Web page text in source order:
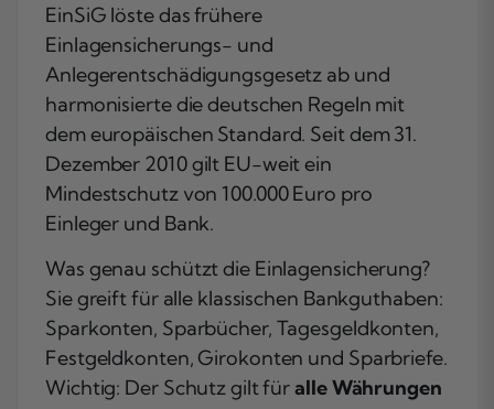
EinSiG löste das frühere
Einlagensicherungs- und
Anlegerentschädigungsgesetz ab und
harmonisierte die deutschen Regeln mit
dem europäischen Standard. Seit dem 31.
Dezember 2010 gilt EU-weit ein
Mindestschutz von 100.000 Euro pro
Einleger und Bank.
Was genau schützt die Einlagensicherung?
Sie greift für alle klassischen Bankguthaben:
Sparkonten, Sparbücher, Tagesgeldkonten,
Festgeldkonten, Girokonten und Sparbriefe.
Wichtig: Der Schutz gilt füralle Währungen